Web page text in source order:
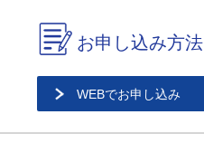
お申し込み方法
WEBでお申し込み